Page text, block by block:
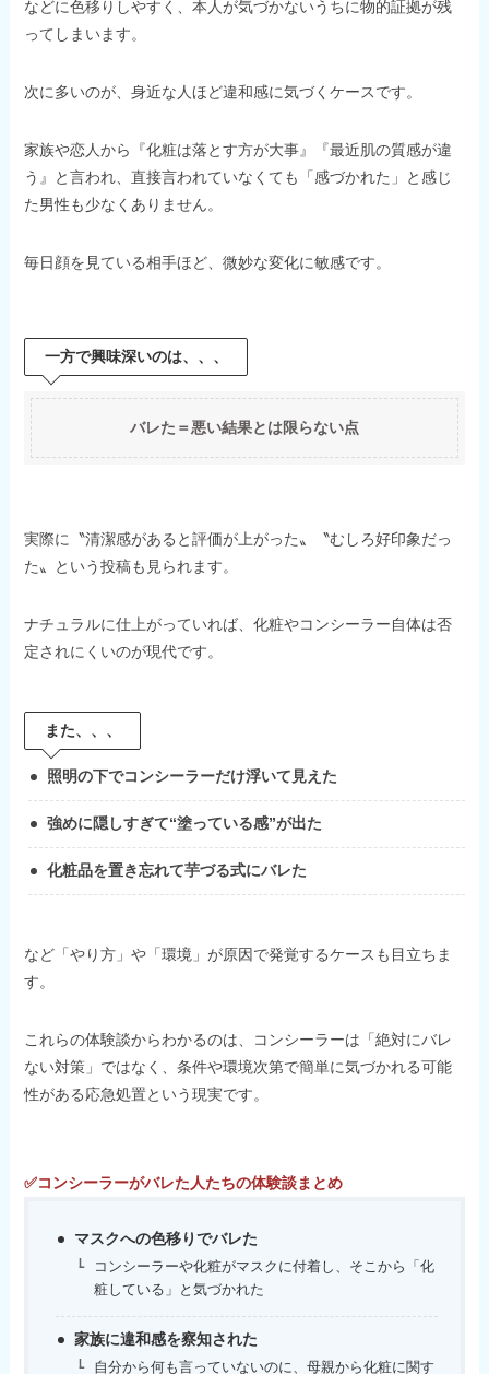
などに色移りしやすく、本人が気づかないうちに物的証拠が残
ってしまいます。
次に多いのが、身近な人ほど違和感に気づくケースです。
家族や恋人から『化粧は落とす方が大事』『最近肌の質感が違
う』と言われ、直接言われていなくても「感づかれた」と感じ
た男性も少なくありません。
毎日顔を見ている相手ほど、微妙な変化に敏感です。
一方で興味深いのは、、、
バレた＝悪い結果とは限らない点
実際に〝清潔感があると評価が上がった〟〝むしろ好印象だっ
た〟という投稿も見られます。
ナチュラルに仕上がっていれば、化粧やコンシーラー自体は否
定されにくいのが現代です。
また、、、
照明の下でコンシーラーだけ浮いて見えた
強めに隠しすぎて“塗っている感”が出た
化粧品を置き忘れて芋づる式にバレた
など「やり方」や「環境」が原因で発覚するケースも目立ちま
す。
これらの体験談からわかるのは、コンシーラーは「絶対にバレ
ない対策」ではなく、条件や環境次第で簡単に気づかれる可能
性がある応急処置という現実です。
✅コンシーラーがバレた人たちの体験談まとめ
マスクへの色移りでバレた
コンシーラーや化粧がマスクに付着し、そこから「化
粧している」と気づかれた
家族に違和感を察知された
自分から何も言っていないのに、母親から化粧に関す